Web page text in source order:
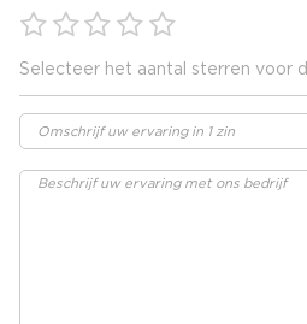
Selecteer het aantal sterren voor